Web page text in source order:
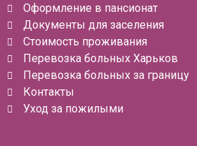
Оформление в пансионат
Документы для заселения
Стоимость проживания
Перевозка больных Харьков
Перевозка больных за границу
Контакты
Уход за пожилыми